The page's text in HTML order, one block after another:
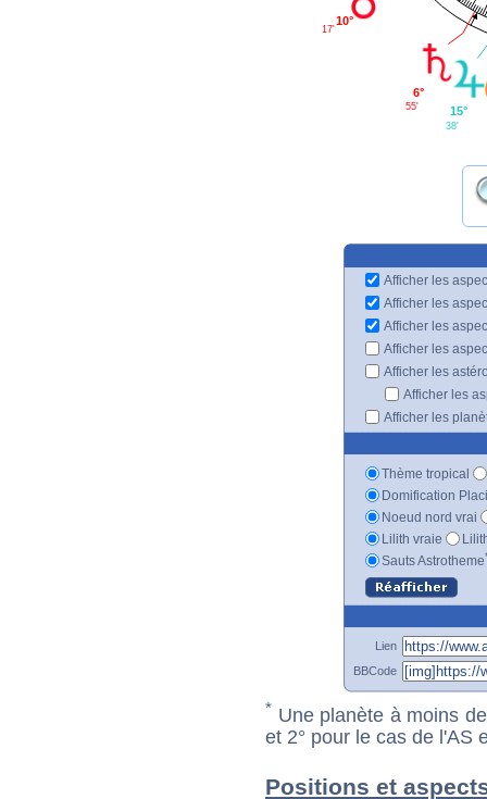
10°
17'
6°
55' 15°
38'
Afficher les
Afficher les
Afficher les
Afficher les
Afficher les
Afficher les
Afficher les
Thème tropical
Domification
Noeud nord vrai
Lilith vraie
Sauts Astrotheme
Lien
BBCode
* Une planète à moins
et 2° pour le cas de l'AS
Positions et